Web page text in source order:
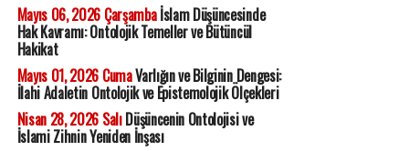
Mayıs 06, 2026 Çarşambaİslam Düşüncesinde
Hak Kavramı: Ontolojik Temeller ve Bütüncül
Hakikat
Mayıs 01, 2026 CumaVarlığın ve Bilginin Dengesi:
İlahi Adaletin Ontolojik ve Epistemolojik Ölçekleri
Nisan 28, 2026 SalıDüşüncenin Ontolojisi ve
İslami Zihnin Yeniden İnşası